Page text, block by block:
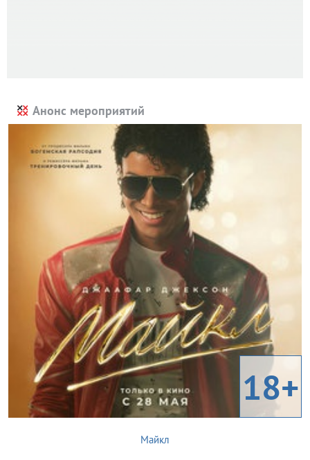
Анонс мероприятий
18+
Майкл